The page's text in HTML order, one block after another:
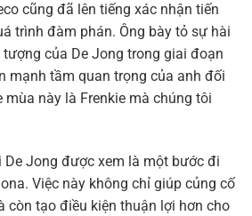
cũng đã lên tiếng xác nhận tiến
trình đàm phán. Ông bày tỏ sự hài
của De Jong trong giai đoạn
mạnh tầm quan trọng của anh đối
mùa này là Frenkie mà chúng tôi
De Jong được xem là một bước đi
Việc này không chỉ giúp củng cố
còn tạo điều kiện thuận lợi hơn cho